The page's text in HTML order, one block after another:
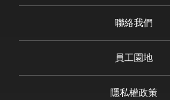
聯絡我們
員工園地
隱私權政策